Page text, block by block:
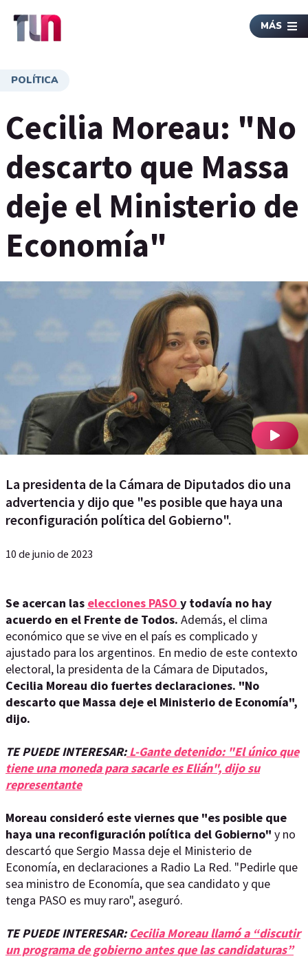
MÁS
POLÍTICA
Cecilia Moreau: "No
descarto que Massa
deje el Ministerio de
Economía"
La presidenta de la Cámara de Diputados dio una
advertencia y dijo que "es posible que haya una
reconfiguración política del Gobierno".
10 de junio de 2023
Se acercan las elecciones PASO y todavía no hay
acuerdo en el Frente de Todos. Además, el clima
económico que se vive en el país es complicado y
ajustado para los argentinos. En medio de este contexto
electoral, la presidenta de la Cámara de Diputados,
Cecilia Moreau dio fuertes declaraciones. "No
descarto que Massa deje el Ministerio de Economía",
dijo.
TE PUEDE INTERESAR:L-Gante detenido: "El único que
tiene una moneda para sacarle es Elián", dijo su
representante
Moreau consideró este viernes que "es posible que
haya una reconfiguración política del Gobierno" y no
descartó que Sergio Massa deje el Ministerio de
Economía, en declaraciones a Radio La Red. "Pedirle que
sea ministro de Economía, que sea candidato y que
tenga PASO es muy raro", aseguró.
TE PUEDE INTERESAR:Cecilia Moreau llamó a “discutir
un programa de gobierno antes que las candidaturas”